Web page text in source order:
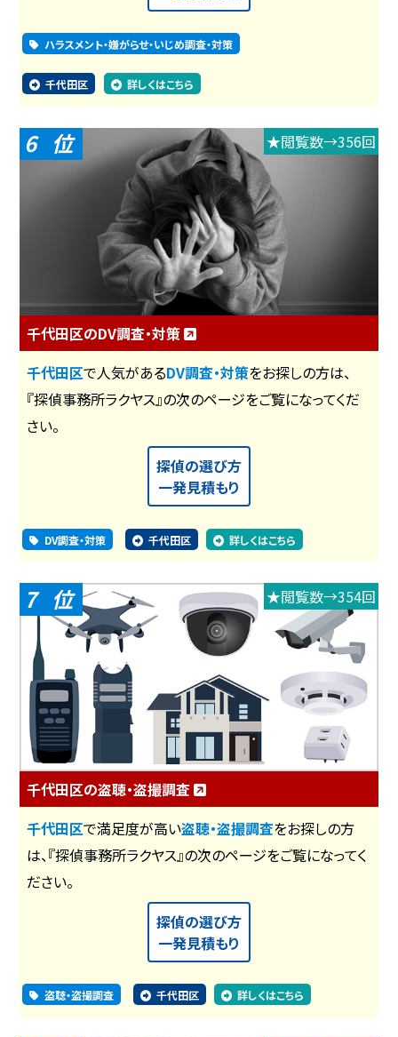
ハラスメント・嫌がらせ・いじめ調査・対策
千代田区 詳しくはこちら
6 ★閲覧数→356回
千代田区のDV調査・対策
千代田区で人気があるDV調査・対策をお探しの方は、
『探偵事務所ラクヤス』の次のページをご覧になってくだ
さい。
探偵の選び方
一発見積もり
DV調査・対策 千代田区 詳しくはこちら
7 ★閲覧数→354回
千代田区の盗聴・盗撮調査
千代田区で満足度が高い盗聴・盗撮調査をお探しの方
は、『探偵事務所ラクヤス』の次のページをご覧になってく
ださい。
探偵の選び方
一発見積もり
盗聴・盗撮調査 千代田区 詳しくはこちら